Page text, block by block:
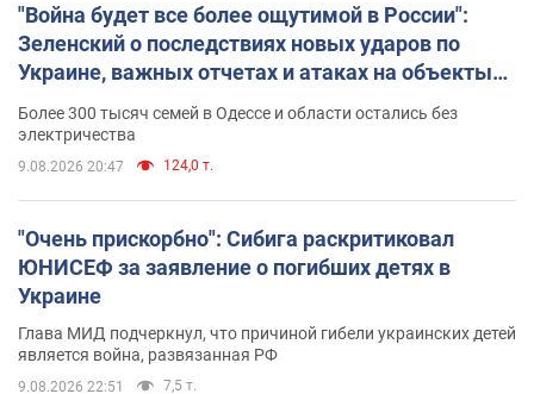
"Война будет все более ощутимой в России":
Зеленский о последствиях новых ударов по
Украине, важных отчетах и атаках на объекты
противника. Видео
Более 300 тысяч семей в Одессе и области остались без
электричества
9.08.2026 20:47 124,0 т.
"Очень прискорбно": Сибига раскритиковал
ЮНИСЕФ за заявление о погибших детях в
Украине
Глава МИД подчеркнул, что причиной гибели украинских детей
является война, развязанная РФ
9.08.2026 22:51 7,5 т.